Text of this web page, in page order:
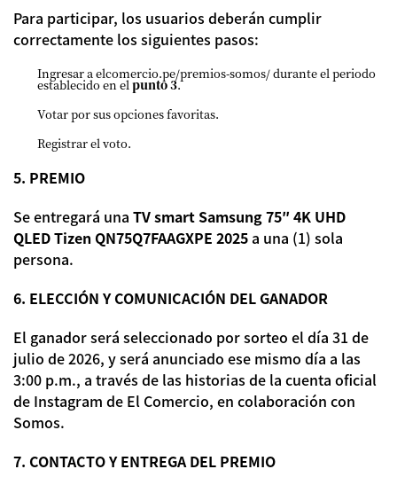
Para participar, los usuarios deberán cumplir
correctamente los siguientes pasos:
Ingresar a elcomercio.pe/premios-somos/ durante el periodo
establecido en elpunto 3.
Votar por sus opciones favoritas.
Registrar el voto.
5. PREMIO
Se entregará una TV smart Samsung 75″ 4K UHD
QLED Tizen QN75Q7FAAGXPE 2025 a una (1) sola
persona.
6. ELECCIÓN Y COMUNICACIÓN DEL GANADOR
El ganador será seleccionado por sorteo el día 31 de
julio de 2026, y será anunciado ese mismo día a las
3:00 p.m., a través de las historias de la cuenta oficial
de Instagram de El Comercio, en colaboración con
Somos.
7. CONTACTO Y ENTREGA DEL PREMIO